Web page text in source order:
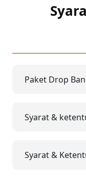
Paket Drop
Syarat &
Syarat &